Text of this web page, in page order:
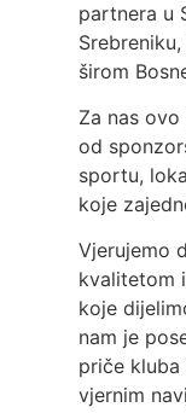
partnera u
širom
Za nas
od
sportu,
koje
Vjerujemo
kvalitetom
koje
nam je
priče
vjernim